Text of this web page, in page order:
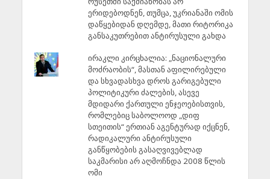
ერიდებოდნენ, თუმცა, უკრიანაში ომის
დაწყებიდან დღემდე, მათი რიტორიკა
განსაკუთრებით ანტირუსული გახდა
ირაკლი კირცხალია: „ნაციონალური
მოძრაობის“, მასთან აფილირებული
და სხვადასხვა დროს გარიგებული
პოლიტიკური ძალების, ასევე
მდიდარი ქართული ენჯეოებისთვის,
რომლებიც საბოლოოდ „დიფ
სთეითის“ ერთიან აგენტურად იქცნენ,
რადიკალური ანტირუსული
განწყობების გასაღვივებლად
საკმარისი არ აღმოჩნდა 2008 წლის
ომი